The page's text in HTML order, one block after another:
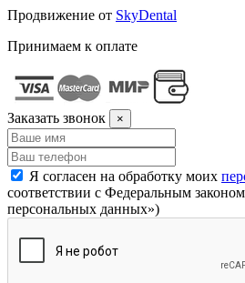
Продвижение от SkyDental
Принимаем к оплате
Заказать звонок ×
Я согласен на обработку моих
соответствии с Федеральным
персональных данных»)